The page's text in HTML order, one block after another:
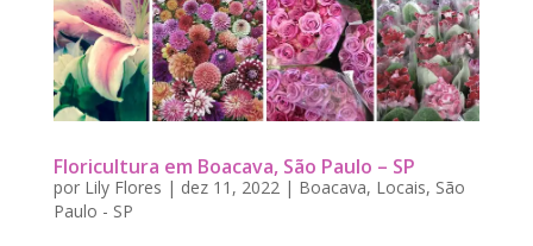
Floricultura em Boacava, São Paulo – SP
por Lily Flores | dez 11, 2022| Boacava, Locais, São
Paulo - SP